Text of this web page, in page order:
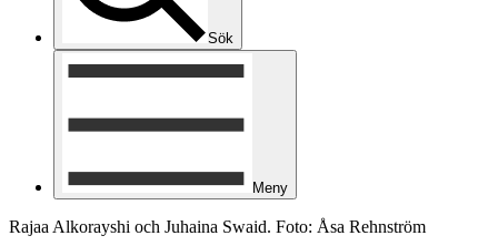
Sök
Meny
Rajaa Alkorayshi och Juhaina Swaid. Foto: Åsa Rehnström